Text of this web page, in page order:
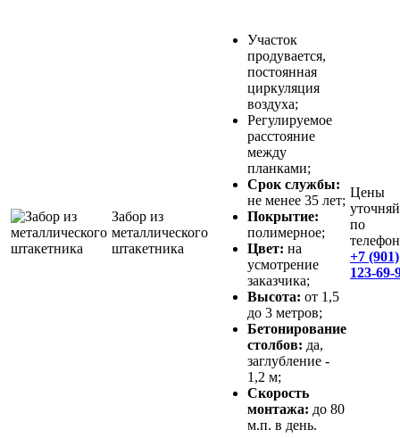
Забор из
металлического
штакетника
Участок
продувается,
постоянная
циркуляция
воздуха;
Регулируемое
расстояние
между
планками;
Срок службы:
не менее 35 лет;
Покрытие:
полимерное;
Цвет: на
усмотрение
заказчика;
Высота: от 1,5
до 3 метров;
Бетонирование
столбов: да,
заглубление -
1,2 м;
Скорость
монтажа: до 80
м.п. в день.
Цены
по
+7 (901)
123-69-